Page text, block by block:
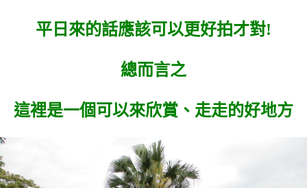
平日來的話應該可以更好拍才對!
總而言之
這裡是一個可以來欣賞、走走的好地方